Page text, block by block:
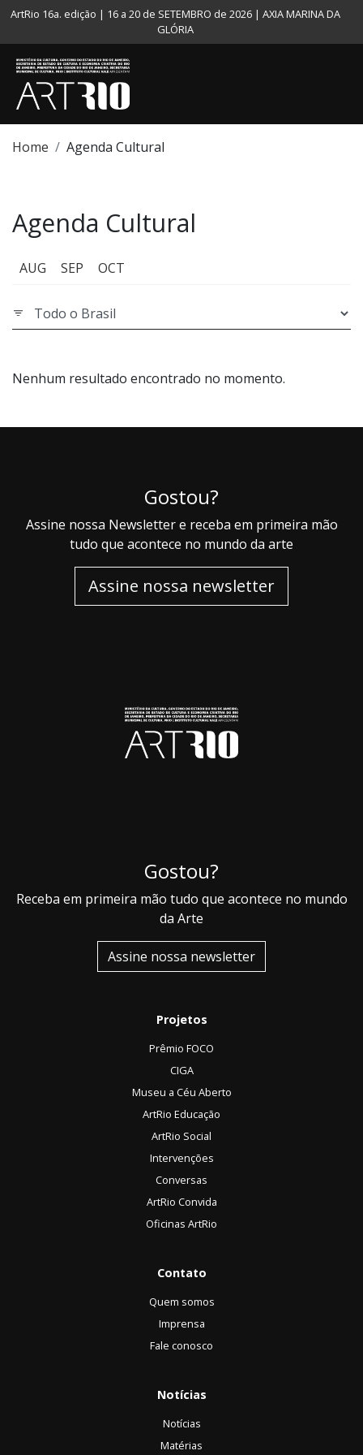
ArtRio 16a. edição | 16 a 20 de SETEMBRO de 2026 | AXIA MARINA DA
GLÓRIA
Home Agenda Cultural
Agenda Cultural
AUG SEP OCT
Nenhum resultado encontrado no momento.
Gostou?
Assine nossa Newsletter e receba em primeira mão
tudo que acontece no mundo da arte
Assine nossa newsletter
Gostou?
Receba em primeira mão tudo que acontece no mundo
da Arte
Assine nossa newsletter
Projetos
Prêmio FOCO
CIGA
Museu a Céu Aberto
ArtRio Educação
ArtRio Social
Intervenções
Conversas
ArtRio Convida
Oficinas ArtRio
Contato
Quem somos
Imprensa
Fale conosco
Notícias
Notícias
Matérias